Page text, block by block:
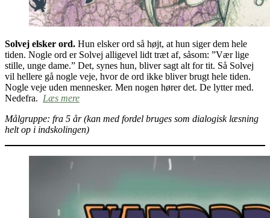
Solvej elsker ord. Hun elsker ord så højt, at hun siger dem hele
tiden. Nogle ord er Solvej alligevel lidt træt af, såsom: ”Vær lige
stille, unge dame.” Det, synes hun, bliver sagt alt for tit. Så Solvej
vil hellere gå nogle veje, hvor de ord ikke bliver brugt hele tiden.
Nogle veje uden mennesker. Men nogen hører det. De lytter med.
Nedefra. Læs mere
Målgruppe: fra 5 år (kan med fordel bruges som dialogisk læsning
helt op i indskolingen)